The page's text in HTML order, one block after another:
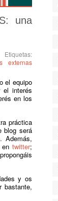
una
Etiquetas:
externas
el equipo
el interés
en los
práctica
blog será
Además,
twitter;
y os
bastante,